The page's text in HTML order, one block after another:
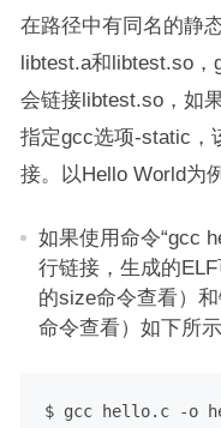
在路径中有同名的静
libtest.a和libtest.so，
会链接libtest.so，如
指定gcc选项-static，
接。以Hello World为
如果使用命令“gcc
行链接，生成的
的size命令查看）
命令查看）如下所示
$ gcc hello.c -o